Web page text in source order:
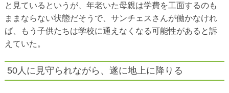
と見ているというが、年老いた母親は学費を工面するのも
ままならない状態だそうで、サンチェスさんが働かなけれ
ば、もう子供たちは学校に通えなくなる可能性があると訴
えていた。
50人に見守られながら、遂に地上に降りる